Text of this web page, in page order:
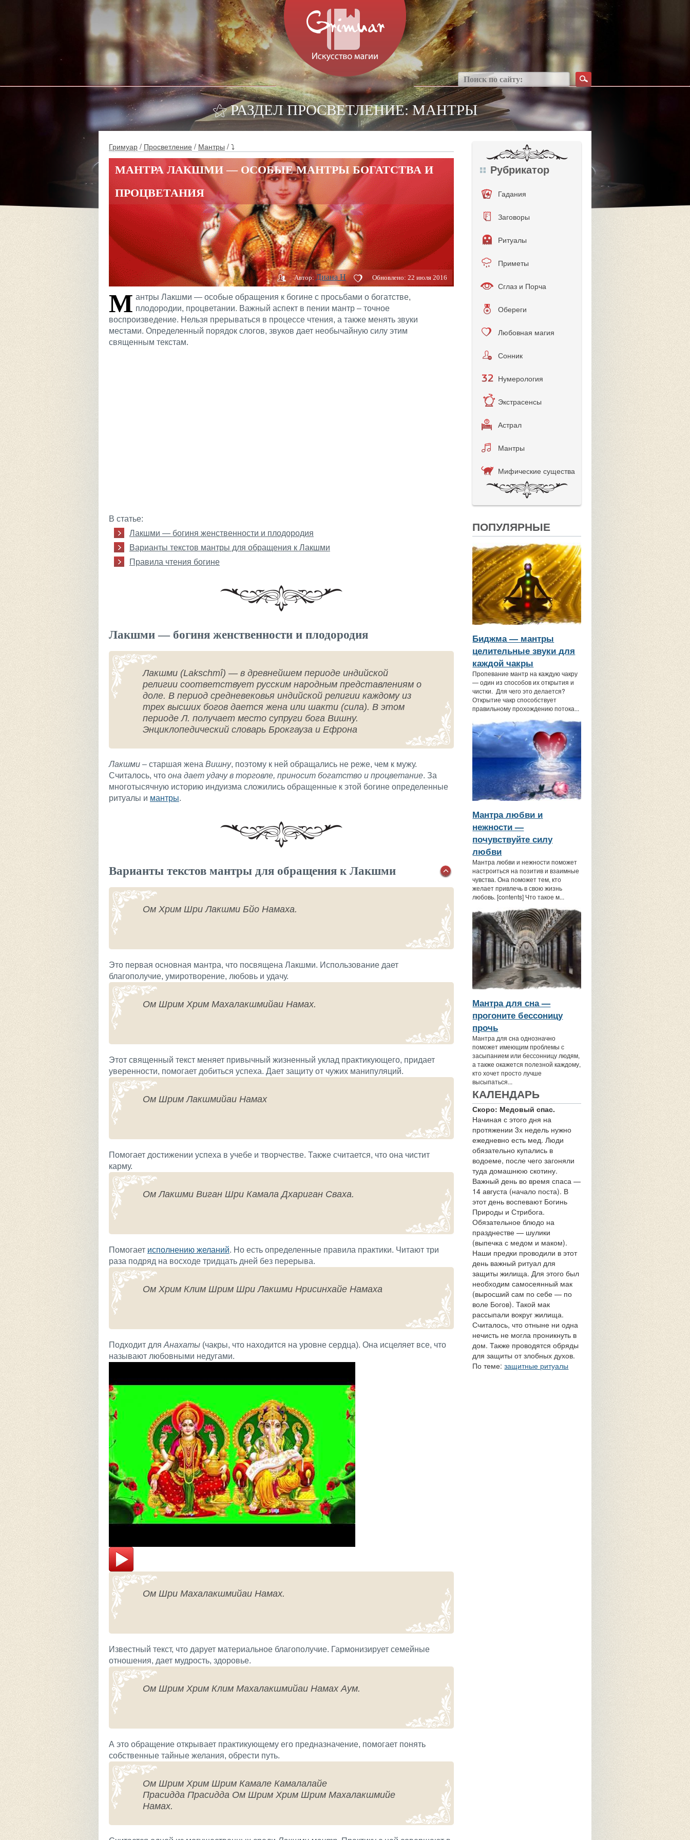
⚝ РАЗДЕЛ ПРОСВЕТЛЕНИЕ: МАНТРЫ
Гримуар / Просветление / Мантры / ⤵
МАНТРА ЛАКШМИ — ОСОБЫЕ МАНТРЫ БОГАТСТВА И
ПРОЦВЕТАНИЯ
Автор: Диана H Обновлено: 22 июля 2016
М антры Лакшми — особые обращения к богине с просьбами о богатстве,
плодородии, процветании. Важный аспект в пении мантр – точное
воспроизведение. Нельзя прерываться в процессе чтения, а также менять звуки
местами. Определенный порядок слогов, звуков дает необычайную силу этим
священным текстам.
В статье:
Лакшми — богиня женственности и плодородия
Варианты текстов мантры для обращения к Лакшми
Правила чтения богине
Лакшми — богиня женственности и плодородия
Лакшми (Lakschmî) — в древнейшем периоде индийской
религии соответствует русским народным представлениям о
доле. В период средневековья индийской религии каждому из
трех высших богов дается жена или шакти (сила). В этом
периоде Л. получает место супруги бога Вишну.
Энциклопедический словарь Брокгауза и Ефрона
Лакшми – старшая жена Вишну, поэтому к ней обращались не реже, чем к мужу.
Считалось, что она дает удачу в торговле, приносит богатство и процветание. За
многотысячную историю индуизма сложились обращенные к этой богине определенные
ритуалы и мантры.
Варианты текстов мантры для обращения к Лакшми
Ом Хрим Шри Лакшми Бйо Намаха.
Это первая основная мантра, что посвящена Лакшми. Использование дает
благополучие, умиротворение, любовь и удачу.
Ом Шрим Хрим Махалакшмийаи Намах.
Этот священный текст меняет привычный жизненный уклад практикующего, придает
уверенности, помогает добиться успеха. Дает защиту от чужих манипуляций.
Ом Шрим Лакшмийаи Намах
Помогает достижении успеха в учебе и творчестве. Также считается, что она чистит
карму.
Ом Лакшми Виган Шри Камала Дхариган Сваха.
Помогает исполнению желаний. Но есть определенные правила практики. Читают три
раза подряд на восходе тридцать дней без перерыва.
Ом Хрим Клим Шрим Шри Лакшми Нрисинхайе Намаха
Подходит для Анахаты (чакры, что находится на уровне сердца). Она исцеляет все, что
называют любовными недугами.
Ом Шри Махалакшмийаи Намах.
Известный текст, что дарует материальное благополучие. Гармонизирует семейные
отношения, дает мудрость, здоровье.
Ом Шрим Хрим Клим Махалакшмийаи Намах Аум.
А это обращение открывает практикующему его предназначение, помогает понять
собственные тайные желания, обрести путь.
Ом Шрим Хрим Шрим Камале Камалалайе
Прасидда Прасидда Ом Шрим Хрим Шрим Махалакшмийе
Намах.
Рубрикатор
Гадания
Заговоры
Ритуалы
Приметы
Сглаз и Порча
Обереги
Любовная магия
Сонник
Нумерология
Экстрасенсы
Астрал
Мантры
Мифические существа
ПОПУЛЯРНЫЕ
Биджма — мантры
целительные звуки для
каждой чакры
Пропевание мантр на каждую чакру
— один из способов их открытия и
чистки. Для чего это делается?
Открытие чакр способствует
правильному прохождению потока...
Мантра любви и
нежности —
почувствуйте силу
любви
Мантра любви и нежности поможет
настроиться на позитив и взаимные
чувства. Она поможет тем, кто
желает привлечь в свою жизнь
любовь. [contents] Что такое м...
Мантра для сна —
прогоните бессоницу
прочь
Мантра для сна однозначно
поможет имеющим проблемы с
засыпанием или бессонницу людям,
а также окажется полезной каждому,
кто хочет просто лучше
высыпаться...
КАЛЕНДАРЬ
Скоро: Медовый спас.
Начиная с этого дня на
протяжении 3х недель нужно
ежедневно есть мед. Люди
обязательно купались в
водоеме, после чего загоняли
туда домашнюю скотину.
Важный день во время спаса —
14 августа (начало поста). В
этот день воспевают Богинь
Природы и Стрибога.
Обязательное блюдо на
празднестве — шулики
(выпечка с медом и маком).
Наши предки проводили в этот
день важный ритуал для
защиты жилища. Для этого был
необходим самосеянный мак
(выросший сам по себе — по
воле Богов). Такой мак
рассыпали вокруг жилища.
Считалось, что отныне ни одна
нечисть не могла проникнуть в
дом. Также проводятся обряды
для защиты от злобных духов.
По теме:защитные ритуалы